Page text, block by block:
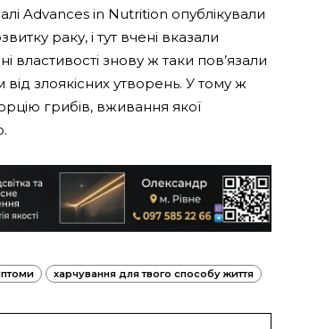
Advances in Nutrition опублікували
раку, і тут вчені вказали
властивості знову ж таки пов’язали
від злоякісних утворень. У тому ж
грибів, вживання якої
харчування для твого способу життя